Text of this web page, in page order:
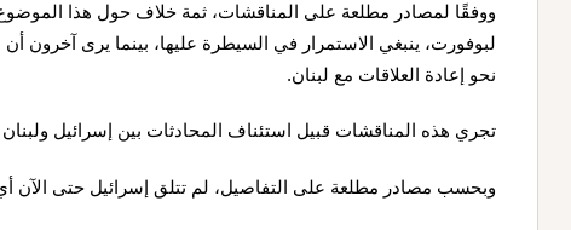
ووفقًا لمصادر مطلعة على المناقشات، ثمة خلاف حول هذا الموضوع:
لبوفورت، ينبغي الاستمرار في السيطرة عليها، بينما يرى آخرون أن
نحو إعادة العلاقات مع لبنان.
تجري هذه المناقشات قبيل استئناف المحادثات بين إسرائيل
وبحسب مصادر مطلعة على التفاصيل، لم تتلق إسرائيل حتى الآن